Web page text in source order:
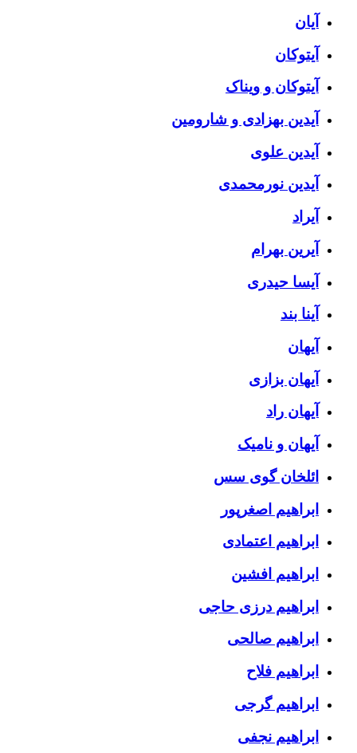
آیان
آیتوکان
آیتوکان و ویناک
آیدین بهزادی و شارومین
آیدین علوی
آیدین نورمحمدی
آیراد
آیرین بهرام
آیسا حیدری
آینا بند
آیهان
آیهان بزازی
آیهان راد
آیهان و نامیک
ائلخان گوی سس
ابراهیم اصغرپور
ابراهیم اعتمادی
ابراهیم افشین
ابراهیم درزی حاجی
ابراهیم صالحی
ابراهیم فلاح
ابراهیم گرجی
ابراهیم نجفی